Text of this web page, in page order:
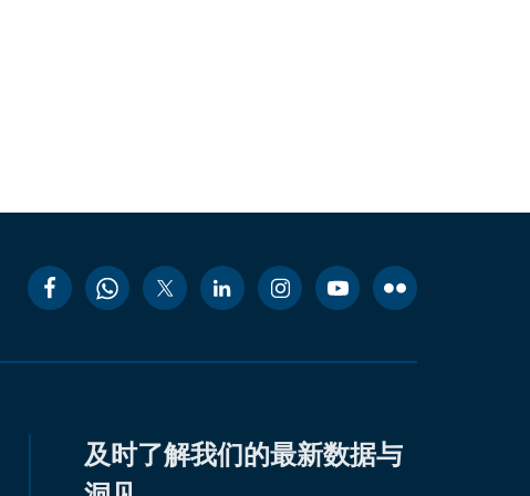
及时了解我们的最新数据与